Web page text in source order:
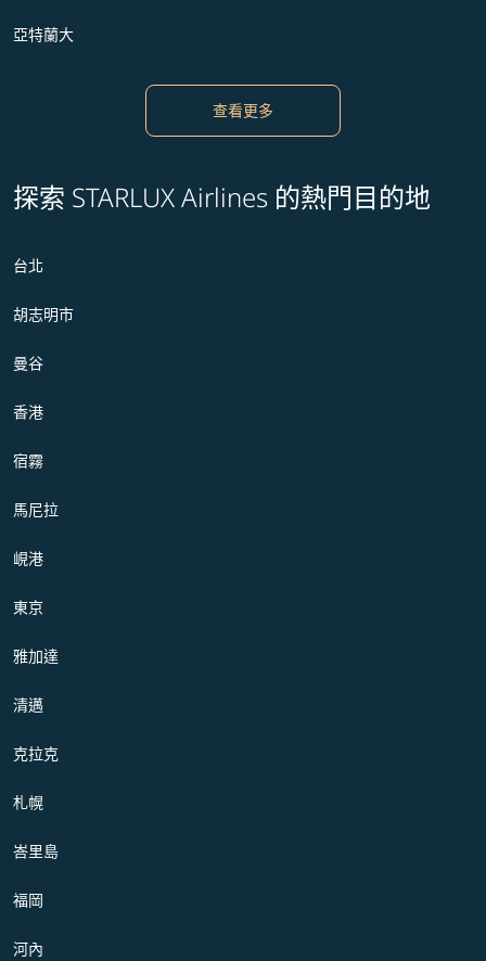
亞特蘭大
查看更多
探索 STARLUX Airlines 的熱門目的地
台北
胡志明市
曼谷
香港
宿霧
馬尼拉
峴港
東京
雅加達
清邁
克拉克
札幌
峇里島
福岡
河內